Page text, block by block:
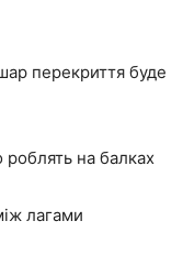
перекриття буде
на балках
лагами